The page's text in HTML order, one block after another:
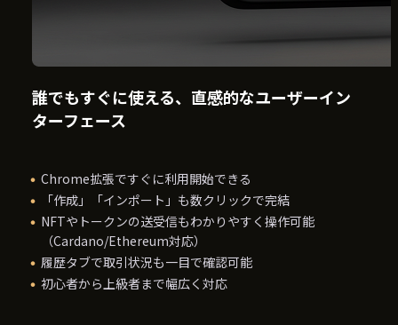
誰でもすぐに使える、直感的なユーザーイン
ターフェース
Chrome拡張ですぐに利用開始できる
「作成」「インポート」も数クリックで完結
NFTやトークンの送受信もわかりやすく操作可能
（Cardano/Ethereum対応）
履歴タブで取引状況も一目で確認可能
初心者から上級者まで幅広く対応